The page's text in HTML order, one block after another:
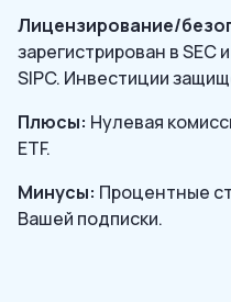
Лицензирование/
зарегистрирован в SEC
SIPC. Инвестиции
Плюсы: Нулевая
ETF.
Минусы: Процентные
Вашей подписки.